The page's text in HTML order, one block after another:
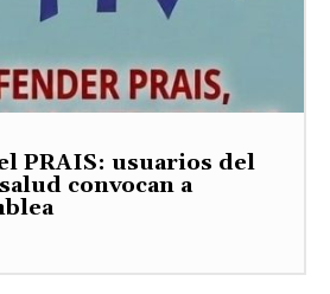
PRAIS: usuarios del
convocan a